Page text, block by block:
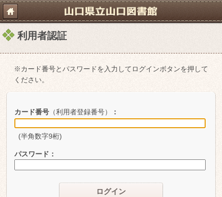
利用者認証
※カード番号とパスワードを入力してログインボタンを押して
ください。
カード番号 （利用者登録番号） ：
(半角数字9桁)
パスワード ：
ログイン